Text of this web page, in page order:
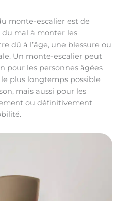
monte-escalier est de
mal à monter les
dû à l’âge, une blessure ou
Un monte-escalier peut
pour les personnes âgées
plus longtemps possible
mais aussi pour les
ou définitivement